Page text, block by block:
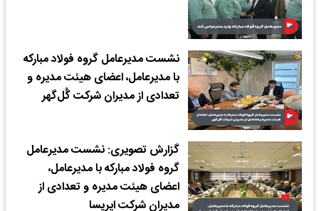
نشست مدیرعامل گروه فولاد مبارکه
با مدیرعامل، اعضای هیئت مدیره و
تعدادی از مدیران شرکت گُل‌گهر
گزارش تصویری: نشست مدیرعامل
گروه فولاد مبارکه با مدیرعامل،
اعضای هیئت مدیره و تعدادی از
مدیران شرکت ایریسا